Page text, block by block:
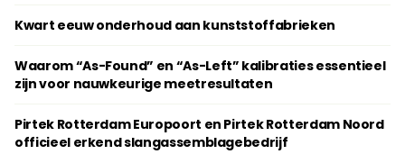
Kwart eeuw onderhoud aan kunststoffabrieken
Waarom “As-Found” en “As-Left” kalibraties essentieel
zijn voor nauwkeurige meetresultaten
Pirtek Rotterdam Europoort en Pirtek Rotterdam Noord
officieel erkend slangassemblagebedrijf